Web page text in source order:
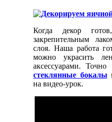
Когда декор
закрепительным
слоя. Наша работа
можно украсить
аксессуарами.
стеклянные бокалы
на видео-урок.